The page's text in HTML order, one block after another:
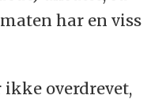
har en viss
overdrevet,